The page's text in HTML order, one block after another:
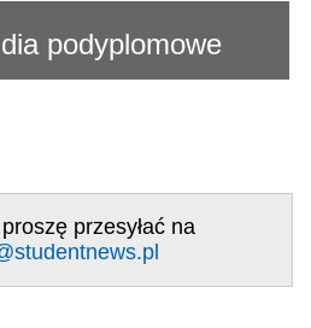
podyplomowe
przesyłać na